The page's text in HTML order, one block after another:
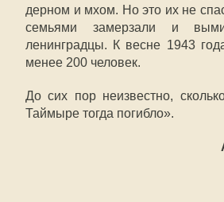
дерном и мхом. Но это их не
семьями замерзали и
ленинградцы. К весне 1943
менее 200 человек.
До сих пор неизвестно,
Таймыре тогда погибло».